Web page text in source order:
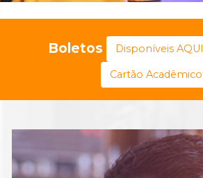
Boletos Disponíveis AQUI
Cartão Acadêmico